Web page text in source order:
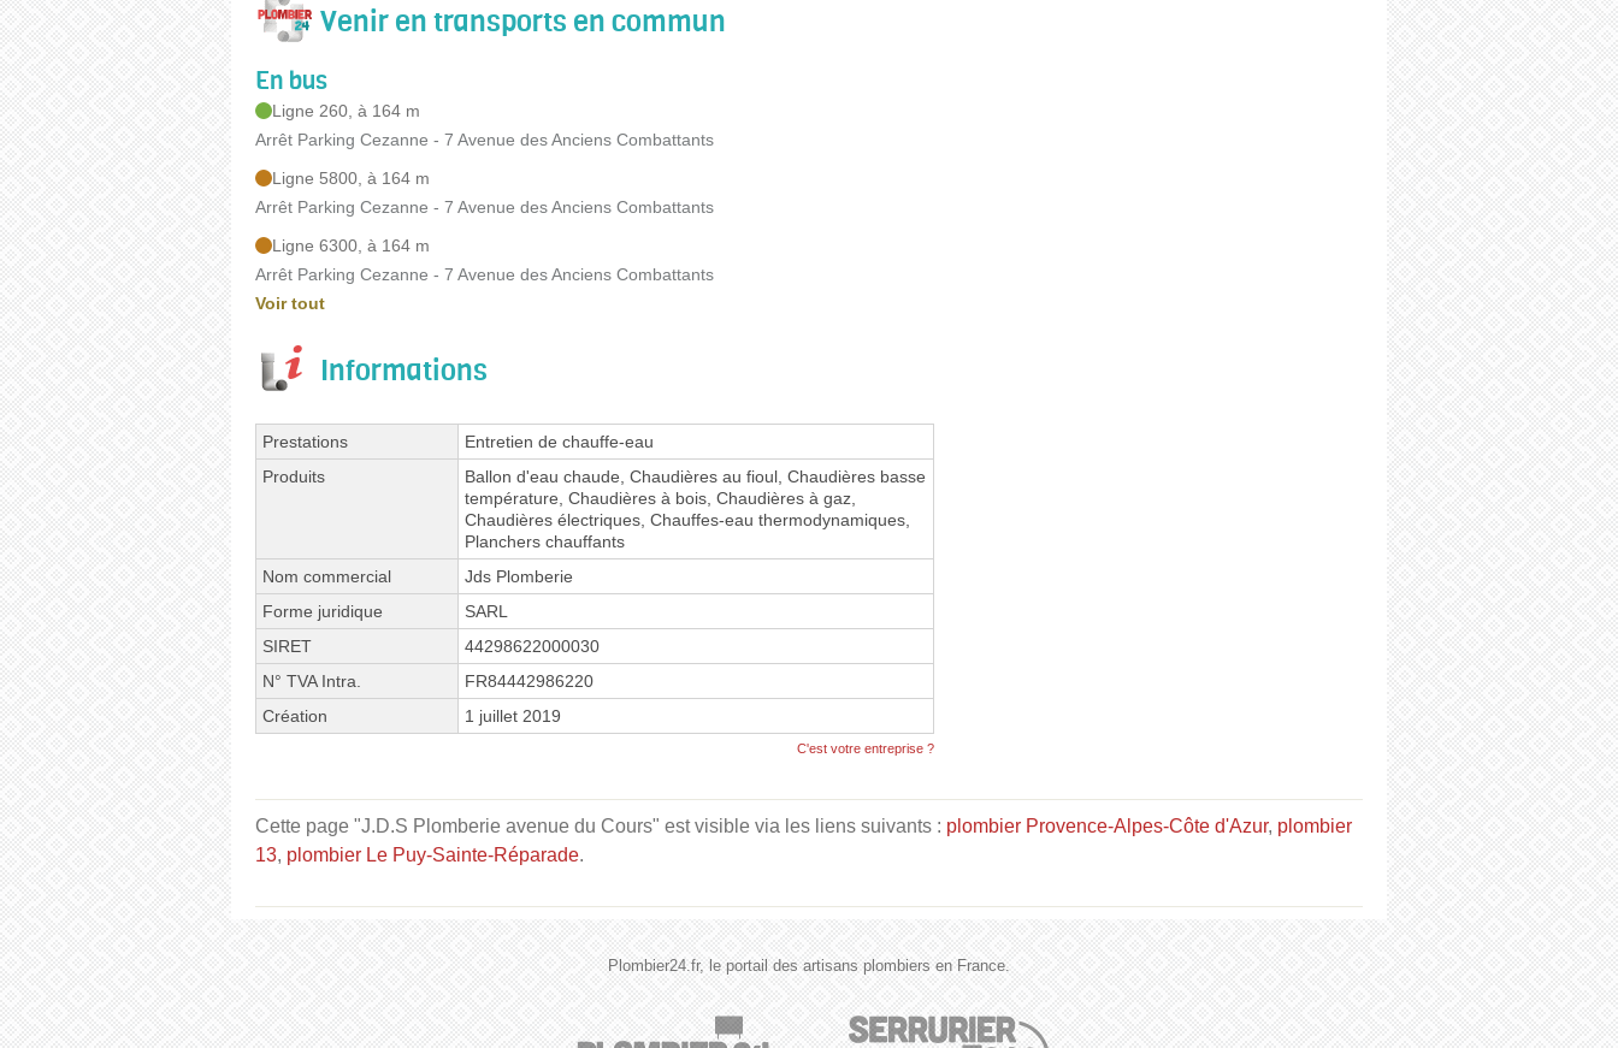
Venir en transports en commun
En bus
Ligne 260, à 164 m
Arrêt Parking Cezanne - 7 Avenue des Anciens Combattants
Ligne 5800, à 164 m
Arrêt Parking Cezanne - 7 Avenue des Anciens Combattants
Ligne 6300, à 164 m
Arrêt Parking Cezanne - 7 Avenue des Anciens Combattants
Voir tout
Informations
Prestations
Entretien de chauffe-eau
Produits
Ballon d'eau chaude, Chaudières au fioul, Chaudières basse
température, Chaudières à bois, Chaudières à gaz,
Chaudières électriques, Chauffes-eau thermodynamiques,
Planchers chauffants
Nom commercial
Jds Plomberie
Forme juridique
SARL
SIRET
44298622000030
N° TVA Intra.
FR84442986220
Création
1 juillet 2019
C'est votre entreprise ?
Cette page "J.D.S Plomberie avenue du Cours" est visible via les liens suivants : plombier Provence-Alpes-Côte d'Azur, plombier
13, plombier Le Puy-Sainte-Réparade.
Plombier24.fr, le portail des artisans plombiers en France.